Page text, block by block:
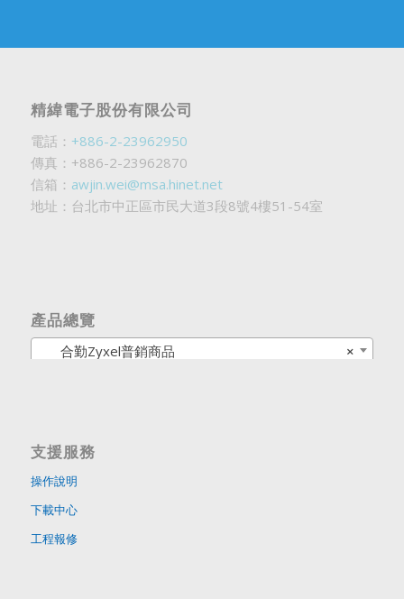
精緯電子股份有限公司
電話： +886-2-23962950
傳真：+886-2-23962870
信箱： awjin.wei@msa.hinet.net
地址：台北市中正區市民大道3段8號4樓51-54室
產品總覽
×
合勤Zyxel普銷商品
支援服務
操作說明
下載中心
工程報修